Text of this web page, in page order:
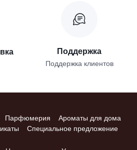
Поддержка
Поддержка клиентов
Парфюмерия
Ароматы для дома
Специальное предложение